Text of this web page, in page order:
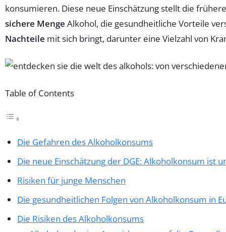
konsumieren. Diese neue Einschätzung stellt die
sichere Menge Alkohol, die gesundheitliche Vorteile
Nachteile mit sich bringt, darunter eine Vielzahl von
Table of Contents
Die Gefahren des Alkoholkonsums
Die neue Einschätzung der DGE: Alkoholkonsum ist
Risiken für junge Menschen
Die gesundheitlichen Folgen von Alkoholkonsum in
Die Risiken des Alkoholkonsums